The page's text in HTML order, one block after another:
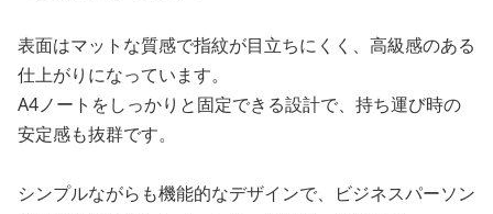
表面はマットな質感で指紋が目立ちにくく、高級感のある
仕上がりになっています。
A4ノートをしっかりと固定できる設計で、持ち運び時の
安定感も抜群です。
シンプルながらも機能的なデザインで、ビジネスパーソン